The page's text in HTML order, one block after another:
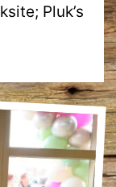
Pluk’s